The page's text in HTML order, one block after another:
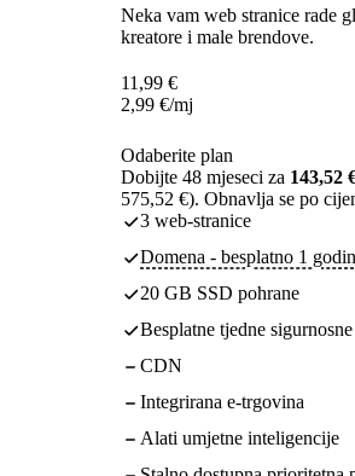
Neka vam web stranice rade
kreatore i male brendove.
11,99 €
2,99 €/mj
Odaberite plan
Dobijte 48 mjeseci za 143,52
575,52 €). Obnavlja se po
3 web-stranice
Domena - besplatno 1
20 GB SSD pohrane
Besplatne tjedne
CDN
Integrirana e-trgovina
Alati umjetne inteligencije